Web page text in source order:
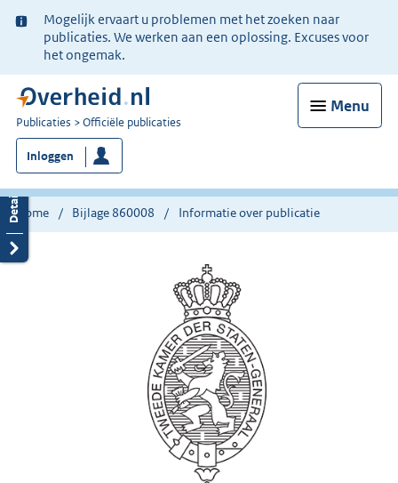
Ter
informatie:
Mogelijk ervaart u problemen met het zoeken naar
publicaties. We werken aan een oplossing. Excuses voor
het ongemak.
Menu
U
bent
nu
hier:
Publicaties Officiële publicaties
Inloggen
Home Bijlage 860008 Informatie over publicatie